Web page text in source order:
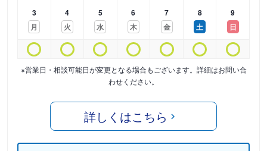
3
月
4
火
5
水
6
木
7
金
8
土
9
日
※営業日・相談可能日が変更となる場合もございます。詳細はお問い合
わせください。
詳しくはこちら